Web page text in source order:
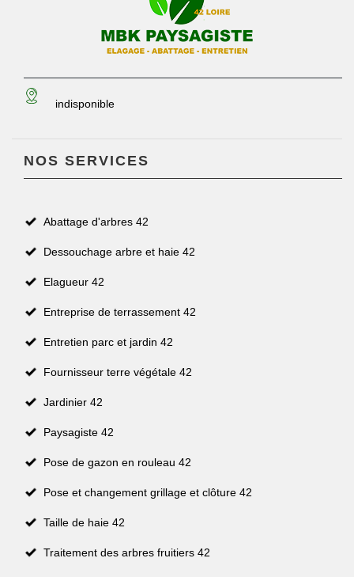
indisponible
NOS SERVICES
Abattage d'arbres 42
Dessouchage arbre et haie 42
Elagueur 42
Entreprise de terrassement 42
Entretien parc et jardin 42
Fournisseur terre végétale 42
Jardinier 42
Paysagiste 42
Pose de gazon en rouleau 42
Pose et changement grillage et clôture 42
Taille de haie 42
Traitement des arbres fruitiers 42